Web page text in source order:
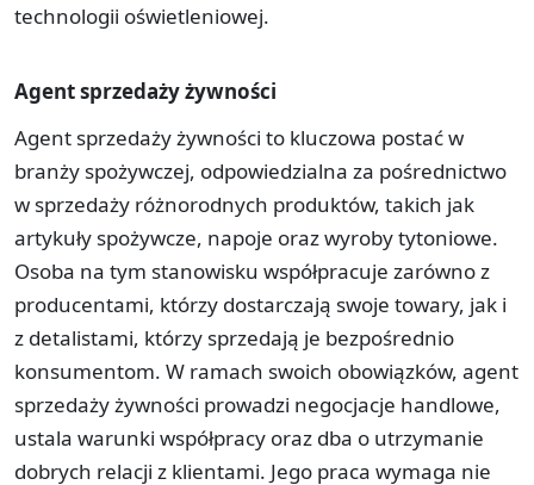
technologii oświetleniowej.
Agent sprzedaży żywności
Agent sprzedaży żywności to kluczowa postać w
branży spożywczej, odpowiedzialna za pośrednictwo
w sprzedaży różnorodnych produktów, takich jak
artykuły spożywcze, napoje oraz wyroby tytoniowe.
Osoba na tym stanowisku współpracuje zarówno z
producentami, którzy dostarczają swoje towary, jak i
z detalistami, którzy sprzedają je bezpośrednio
konsumentom. W ramach swoich obowiązków, agent
sprzedaży żywności prowadzi negocjacje handlowe,
ustala warunki współpracy oraz dba o utrzymanie
dobrych relacji z klientami. Jego praca wymaga nie